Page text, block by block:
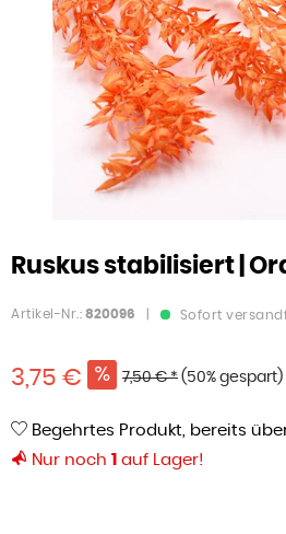
Ruskus stabilisiert |
Artikel-Nr.: 820096 Sofort
3,75 € 7,50 € * (50% gespart)
Begehrtes Produkt, bereits
Nur noch 1 auf Lager!